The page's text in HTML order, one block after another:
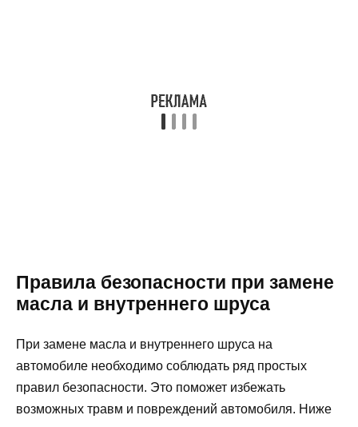
Правила безопасности при замене
масла и внутреннего шруса
При замене масла и внутреннего шруса на
автомобиле необходимо соблюдать ряд простых
правил безопасности. Это поможет избежать
возможных травм и повреждений автомобиля. Ниже